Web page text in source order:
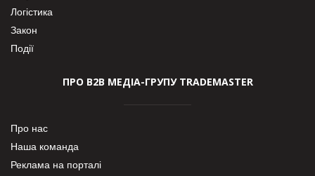
Логістика
Закон
Події
ПРО В2В МЕДІА-ГРУПУ TRADEMASTER
Про нас
Наша команда
Реклама на порталі